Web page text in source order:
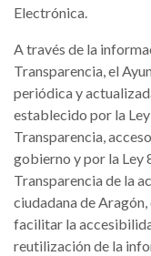
Electrónica.
A través de la
Transparencia, el
periódica y
establecido por la
Transparencia,
gobierno y por la Ley
Transparencia de la
ciudadana de
facilitar la
reutilización de la